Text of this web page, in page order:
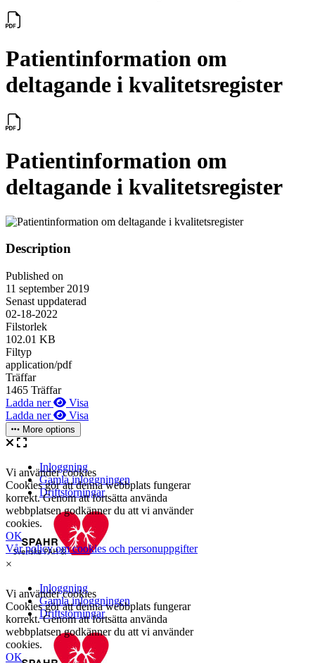
Patientinformation om
deltagande i kvalitetsregister
Patientinformation om
deltagande i kvalitetsregister
Description
Published on
11 september 2019
Senast uppdaterad
02-18-2022
Filstorlek
102.01 KB
Filtyp
application/pdf
Träffar
1465 Träffar
Ladda ner
Visa
Ladda ner
Visa
More options
×